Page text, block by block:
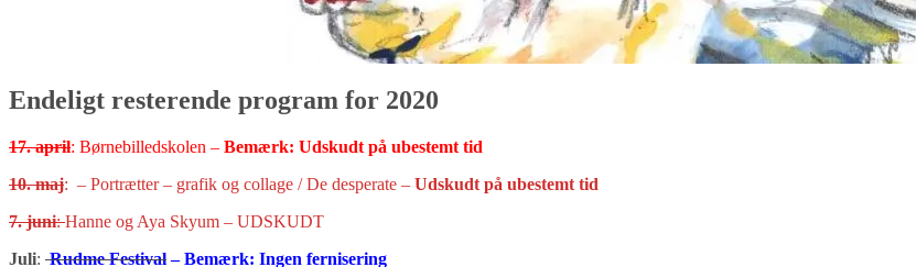
Endeligt resterende program for 2020
17. april: Børnebilledskolen – Bemærk: Udskudt på ubestemt tid
10. maj: – Portrætter – grafik og collage / De desperate – Udskudt på ubestemt tid
7. juni:Hanne og Aya Skyum – UDSKUDT
Juli: Rudme Festival– Bemærk: Ingen fernisering